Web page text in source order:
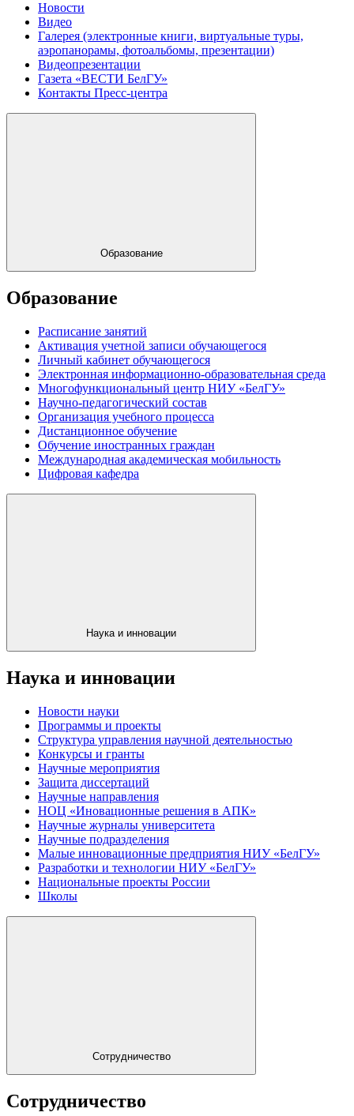
Новости
Видео
Галерея (электронные книги, виртуальные туры,
аэропанорамы, фотоальбомы, презентации)
Видеопрезентации
Газета «ВЕСТИ БелГУ»
Контакты Пресс-центра
Образование
Образование
Расписание занятий
Активация учетной записи обучающегося
Личный кабинет обучающегося
Электронная информационно-образовательная среда
Многофункциональный центр НИУ «БелГУ»
Научно-педагогический состав
Организация учебного процесса
Дистанционное обучение
Обучение иностранных граждан
Международная академическая мобильность
Цифровая кафедра
Наука и инновации
Наука и инновации
Новости науки
Программы и проекты
Структура управления научной деятельностью
Конкурсы и гранты
Научные мероприятия
Защита диссертаций
Научные направления
НОЦ «Иновационные решения в АПК»
Научные журналы университета
Научные подразделения
Малые инновационные предприятия НИУ «БелГУ»
Разработки и технологии НИУ «БелГУ»
Национальные проекты России
Школы
Сотрудничество
Сотрудничество